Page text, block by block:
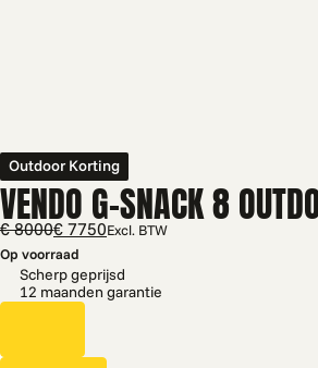
Outdoor Korting
VENDO G-SNACK 8
€ 8000€ 7750Excl. BTW
Op voorraad
Scherp geprijsd
12 maanden garantie